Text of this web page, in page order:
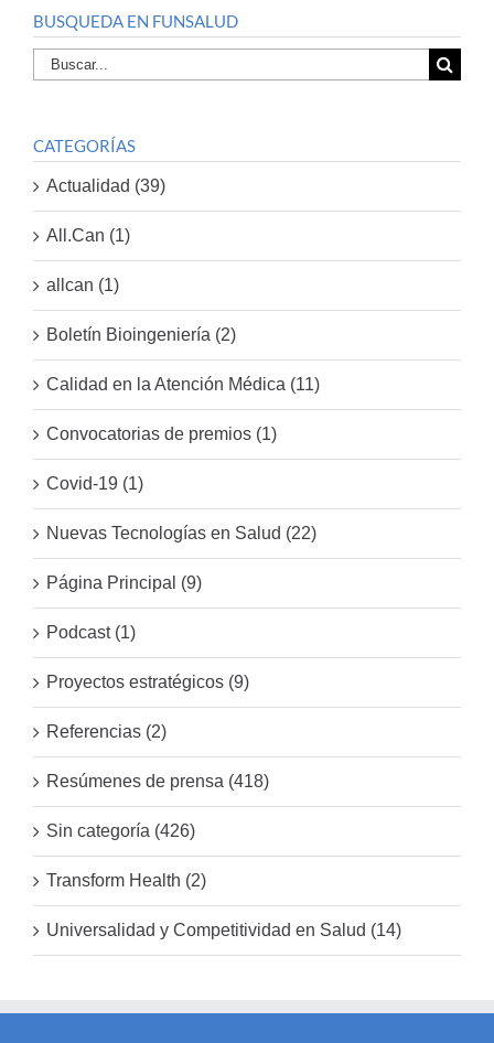
BUSQUEDA EN FUNSALUD
Buscar
por:
CATEGORÍAS
Actualidad (39)
All.Can (1)
allcan (1)
Boletín Bioingeniería (2)
Calidad en la Atención Médica (11)
Convocatorias de premios (1)
Covid-19 (1)
Nuevas Tecnologías en Salud (22)
Página Principal (9)
Podcast (1)
Proyectos estratégicos (9)
Referencias (2)
Resúmenes de prensa (418)
Sin categoría (426)
Transform Health (2)
Universalidad y Competitividad en Salud (14)